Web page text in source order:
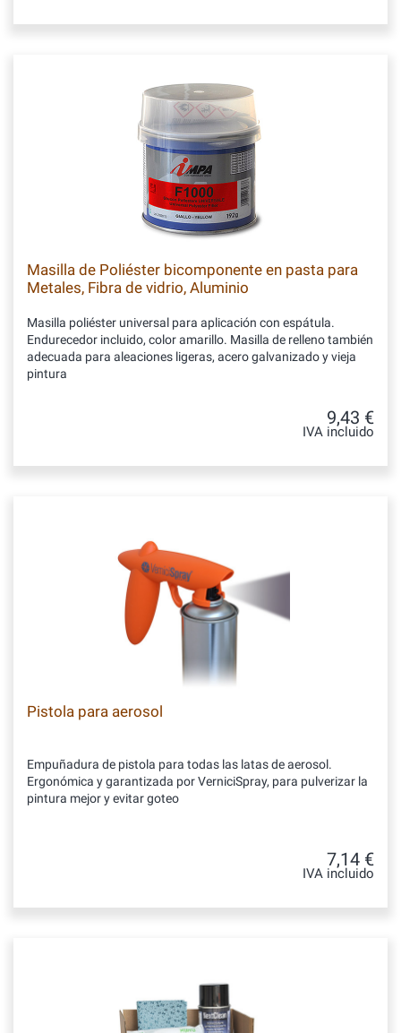
Masilla de Poliéster bicomponente en pasta para
Metales, Fibra de vidrio, Aluminio
Masilla poliéster universal para aplicación con espátula.
Endurecedor incluido, color amarillo. Masilla de relleno también
adecuada para aleaciones ligeras, acero galvanizado y vieja
pintura
9,43 €
IVA incluido
Pistola para aerosol
Empuñadura de pistola para todas las latas de aerosol.
Ergonómica y garantizada por VerniciSpray, para pulverizar la
pintura mejor y evitar goteo
7,14 €
IVA incluido